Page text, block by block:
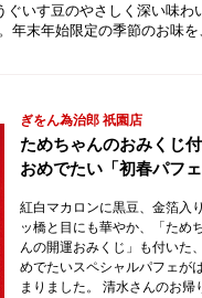
ぐいす豆のやさしく深い味
年末年始限定の季節のお味
ぎをん為治郎 祇園店
ためちゃんのおみくじ
おめでたい「初春パフ
紅白マカロンに黒豆、金箔入
ッ橋と目にも華やか、「ため
んの開運おみくじ」も付いた
めでたいスペシャルパフェが
まりました。 清水さんのお帰